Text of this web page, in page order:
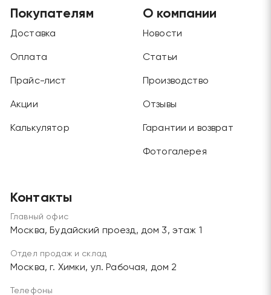
Покупателям
Доставка
Оплата
Прайс-лист
Акции
Калькулятор
О компании
Новости
Статьи
Производство
Отзывы
Гарантии и возврат
Фотогалерея
Контакты
Главный офис
Москва, Будайский проезд, дом 3, этаж 1
Отдел продаж и склад
Москва, г. Химки, ул. Рабочая, дом 2
Телефоны